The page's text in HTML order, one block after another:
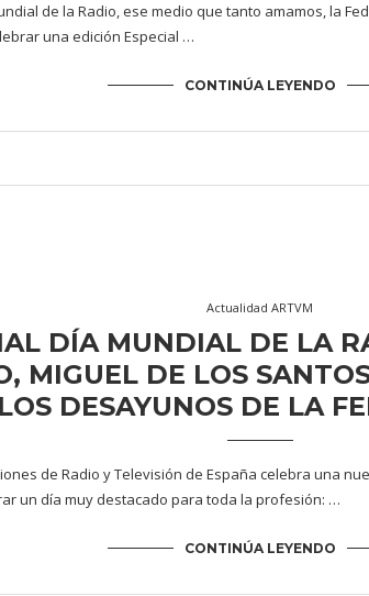
de la Radio, ese medio que tanto amamos, la
una edición Especial …
CONTINÚA LEYENDO
Actualidad ARTVM
DÍA MUNDIAL DE LA
MIGUEL DE LOS
LOS DESAYUNOS DE LA
de Radio y Televisión de España celebra una
un día muy destacado para toda la profesión: …
CONTINÚA LEYENDO